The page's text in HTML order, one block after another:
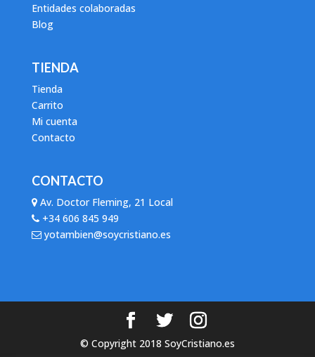
Entidades colaboradas
Blog
TIENDA
Tienda
Carrito
Mi cuenta
Contacto
CONTACTO
Av. Doctor Fleming, 21 Local
+34 606 845 949
yotambien@soycristiano.es
© Copyright 2018 SoyCristiano.es